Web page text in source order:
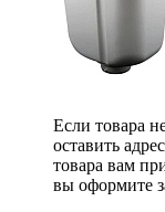
Если товара
оставить
товара вам
вы оформите